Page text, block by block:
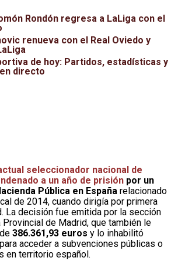
Rondón regresa a LaLiga con el
renueva con el Real Oviedo y
de hoy: Partidos, estadísticas y
directo
seleccionador nacional de
a un año de prisión por un
Pública en España relacionado
de 2014, cuando dirigía por primera
La decisión fue emitida por la sección
de Madrid, que también le
386.361,93 euros y lo inhabilitó
acceder a subvenciones públicas o
en territorio español.